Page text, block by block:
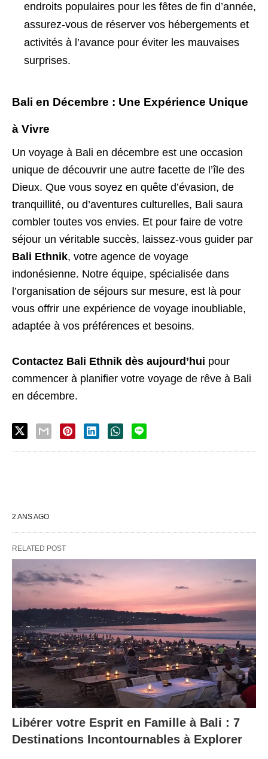
endroits populaires pour les fêtes de fin d’année,
assurez-vous de réserver vos hébergements et
activités à l’avance pour éviter les mauvaises
surprises.
Bali en Décembre : Une Expérience Unique
à Vivre
Un voyage à Bali en décembre est une occasion
unique de découvrir une autre facette de l’île des
Dieux. Que vous soyez en quête d’évasion, de
tranquillité, ou d’aventures culturelles, Bali saura
combler toutes vos envies. Et pour faire de votre
séjour un véritable succès, laissez-vous guider par
Bali Ethnik, votre agence de voyage
indonésienne. Notre équipe, spécialisée dans
l’organisation de séjours sur mesure, est là pour
vous offrir une expérience de voyage inoubliable,
adaptée à vos préférences et besoins.
Contactez Bali Ethnik dès aujourd’hui pour
commencer à planifier votre voyage de rêve à Bali
en décembre.
2 ANS AGO
RELATED POST
Libérer votre Esprit en Famille à Bali : 7
Destinations Incontournables à Explorer